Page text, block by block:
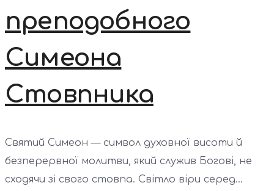
преподобного
Симеона
Стовпника
Святий Симеон — символ духовної висоти й
безперервної молитви, який служив Богові, не
сходячи зі свого стовпа. Світло віри серед...